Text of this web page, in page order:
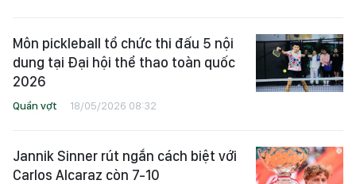
Môn pickleball tổ chức thi đấu 5 nội
dung tại Đại hội thể thao toàn quốc
2026
Quần vợt 18/05/2026 08:32
Jannik Sinner rút ngắn cách biệt với
Carlos Alcaraz còn 7-10